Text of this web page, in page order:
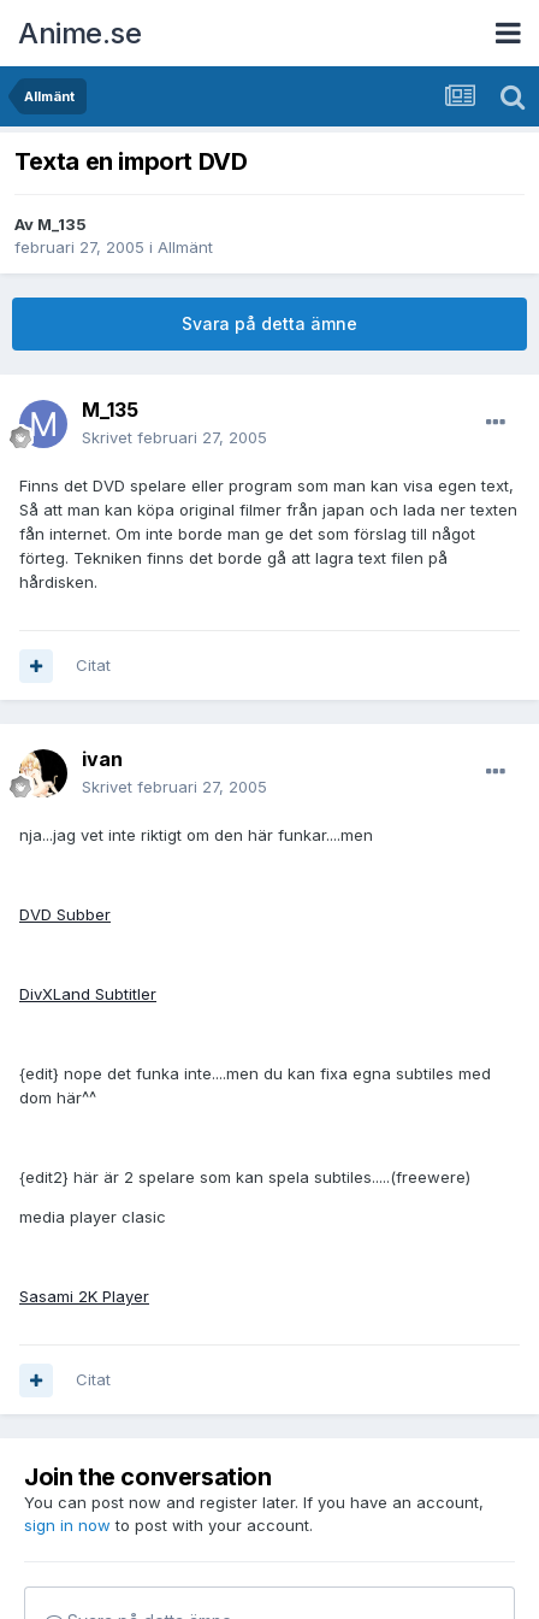
Anime.se
Allmänt
Texta en import DVD
Av M_135
februari 27, 2005 i Allmänt
Svara på detta ämne
M_135
Skrivet februari 27, 2005
Finns det DVD spelare eller program som man kan visa egen text,
Så att man kan köpa original filmer från japan och lada ner texten
fån internet. Om inte borde man ge det som förslag till något
förteg. Tekniken finns det borde gå att lagra text filen på
hårdisken.
Citat
ivan
Skrivet februari 27, 2005
nja...jag vet inte riktigt om den här funkar....men
DVD Subber
DivXLand Subtitler
{edit} nope det funka inte....men du kan fixa egna subtiles med
dom här^^
{edit2} här är 2 spelare som kan spela subtiles.....(freewere)
media player clasic
Sasami 2K Player
Citat
Join the conversation
You can post now and register later. If you have an account,
sign in now to post with your account.